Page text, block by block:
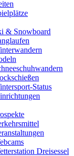
& Snowboard
Status
Dreisessel